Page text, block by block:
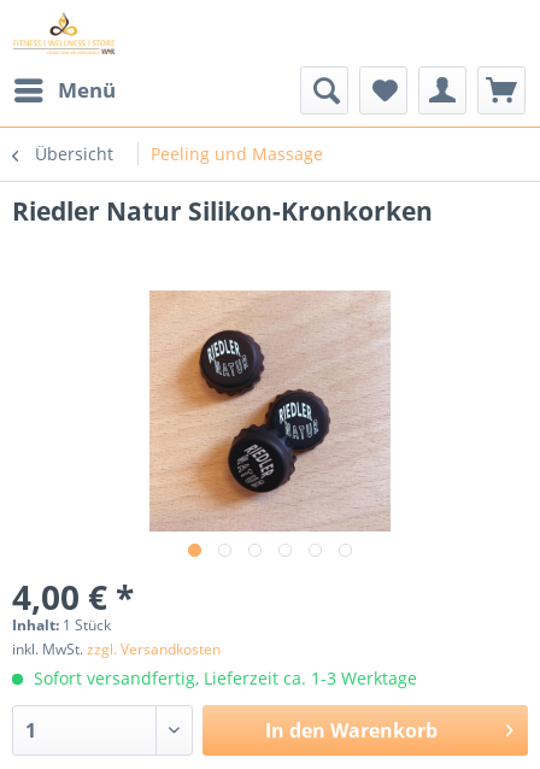
Menü
Übersicht Peeling und Massage
Riedler Natur Silikon-Kronkorken
4,00 € *
Inhalt: 1 Stück
inkl. MwSt.zzgl. Versandkosten
Sofort versandfertig, Lieferzeit ca. 1-3 Werktage
In den Warenkorb